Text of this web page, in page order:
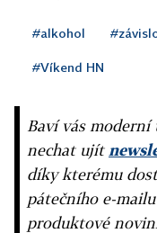
#alkohol
#Víkend HN
Baví vás
nechat ujít
díky kterému
pátečního e-
produktové